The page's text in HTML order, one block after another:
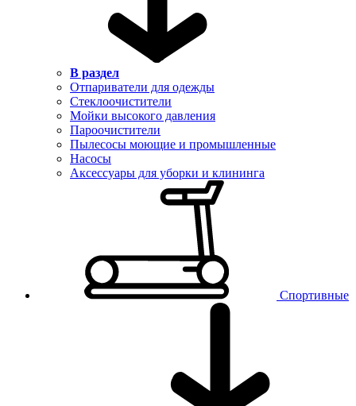
В раздел
Отпариватели для одежды
Стеклоочистители
Мойки высокого давления
Пароочистители
Пылесосы моющие и промышленные
Насосы
Аксессуары для уборки и клининга
Спортивные